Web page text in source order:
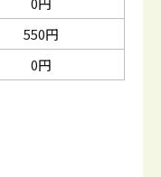
550円
0円